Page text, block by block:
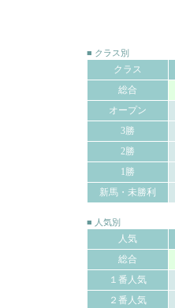
■ クラス別
クラス
総合
オープン
3勝
2勝
1勝
新馬・未勝利
■ 人気別
人気
総合
１番人気
２番人気